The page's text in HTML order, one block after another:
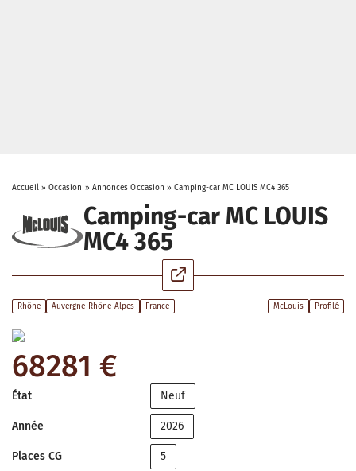
Accueil» Occasion » Annonces Occasion »Camping-car MC LOUIS MC4 365
Camping-car MC LOUIS
MC4 365
Rhône Auvergne-Rhône-Alpes France McLouis Profilé
68281 €
État Neuf
Année 2026
Places CG 5